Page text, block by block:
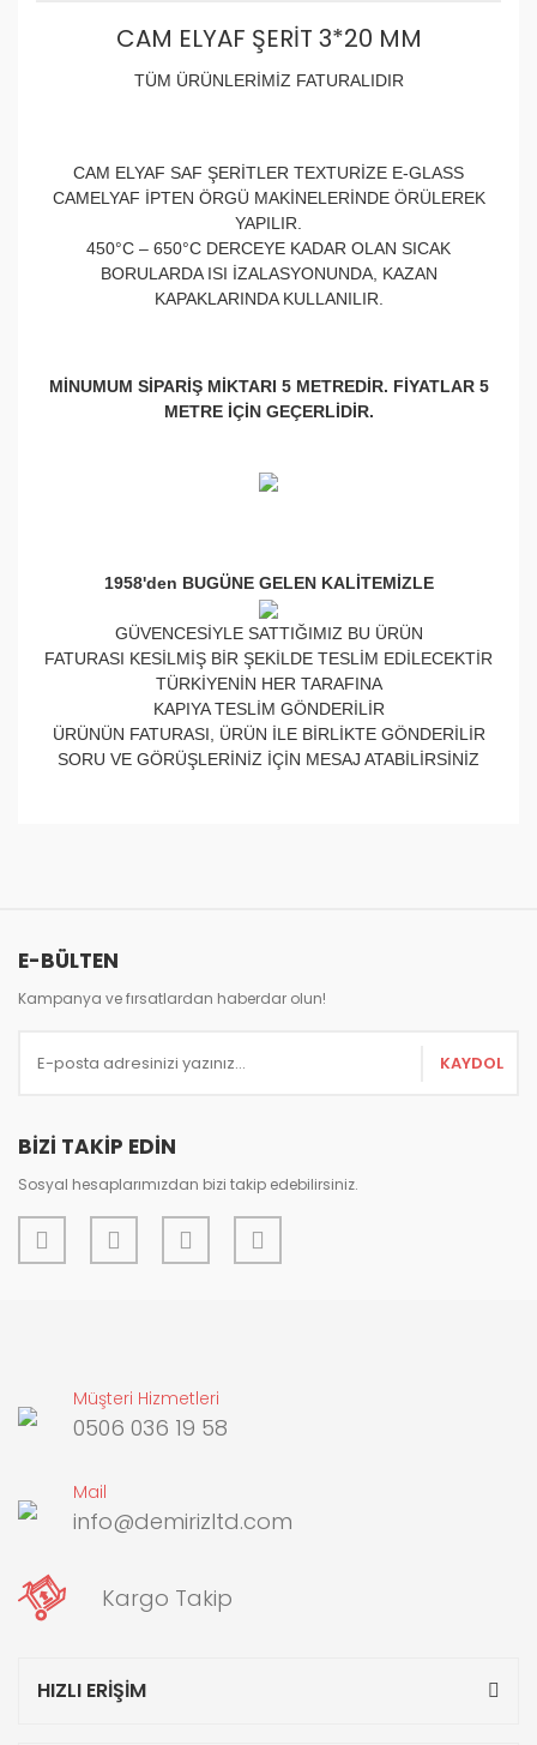
CAM ELYAF ŞERİT 3*20 MM
TÜM ÜRÜNLERİMİZ FATURALIDIR
CAM ELYAF SAF ŞERİTLER TEXTURİZE E-GLASS
CAMELYAF İPTEN ÖRGÜ MAKİNELERİNDE ÖRÜLEREK
YAPILIR.
450°C – 650°C DERCEYE KADAR OLAN SICAK
BORULARDA ISI İZALASYONUNDA, KAZAN
KAPAKLARINDA KULLANILIR.
MİNUMUM SİPARİŞ MİKTARI 5 METREDİR. FİYATLAR 5
METRE İÇİN GEÇERLİDİR.
1958'den BUGÜNE GELEN KALİTEMİZLE
GÜVENCESİYLE SATTIĞIMIZ BU ÜRÜN
FATURASI KESİLMİŞ BİR ŞEKİLDE TESLİM EDİLECEKTİR
TÜRKİYENİN HER TARAFINA
KAPIYA TESLİM GÖNDERİLİR
ÜRÜNÜN FATURASI, ÜRÜN İLE BİRLİKTE GÖNDERİLİR
SORU VE GÖRÜŞLERİNİZ İÇİN MESAJ ATABİLİRSİNİZ
Ürün resmi kalitesiz, bozuk veya görüntülenemiyor.
Ürün açıklamasında eksik bilgiler bulunuyor.
Ürün fiyatı diğer sitelerden daha pahalı.
Gönder
E-BÜLTEN
Kampanya ve fırsatlardan haberdar olun!
KAYDOL
BİZİ TAKİP EDİN
Sosyal hesaplarımızdan bizi takip edebilirsiniz.
Müşteri Hizmetleri
0506 036 19 58
Mail
info@demirizltd.com
Kargo Takip
HIZLI ERİŞİM